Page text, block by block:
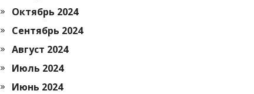
Октябрь 2024
Сентябрь 2024
Август 2024
Июль 2024
Июнь 2024